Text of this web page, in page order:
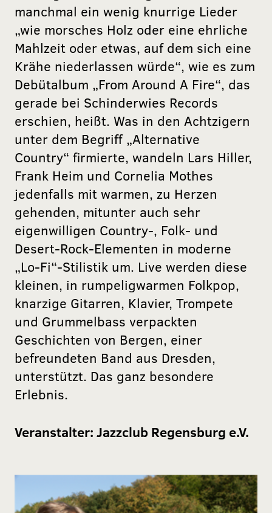
manchmal ein wenig knurrige Lieder
„wie morsches Holz oder eine ehrliche
Mahlzeit oder etwas, auf dem sich eine
Krähe niederlassen würde“, wie es zum
Debütalbum „From Around A Fire“, das
gerade bei Schinderwies Records
erschien, heißt. Was in den Achtzigern
unter dem Begriff „Alternative
Country“ firmierte, wandeln Lars Hiller,
Frank Heim und Cornelia Mothes
jedenfalls mit warmen, zu Herzen
gehenden, mitunter auch sehr
eigenwilligen Country-, Folk- und
Desert-Rock-Elementen in moderne
„Lo-Fi“-Stilistik um. Live werden diese
kleinen, in rumpeligwarmen Folkpop,
knarzige Gitarren, Klavier, Trompete
und Grummelbass verpackten
Geschichten von Bergen, einer
befreundeten Band aus Dresden,
unterstützt. Das ganz besondere
Erlebnis.
Veranstalter: Jazzclub Regensburg e.V.